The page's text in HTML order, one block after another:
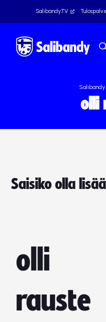
SalibandyTV
olli
Saisiko olla
olli
rauste